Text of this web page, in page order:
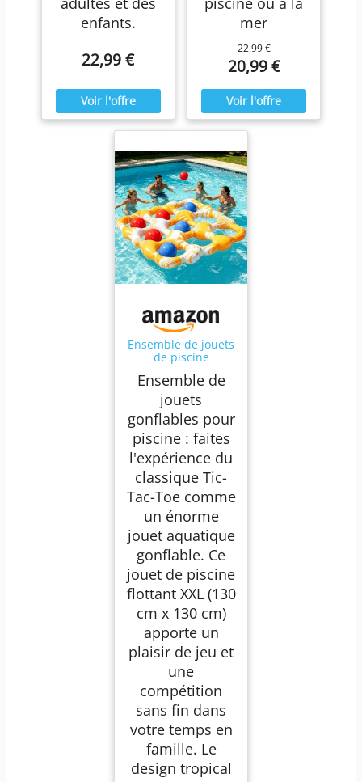
enfants.
22,99 €
mer
22,99 €
20,99 €
Ensemble de jouets
de piscine
et flottants avec 10
balles pour adultes
et enfants, jeu de
fête
Ensemble de
jouets
gonflables pour
piscine : faites
l'expérience du
classique Tic-
Tac-Toe comme
un énorme
jouet aquatique
gonflable. Ce
jouet de piscine
flottant XXL (130
cm x 130 cm)
apporte un
plaisir de jeu et
une
compétition
sans fin dans
votre temps en
famille. Le
design tropical